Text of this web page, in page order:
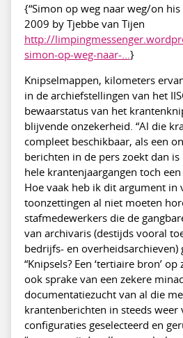
{“Simon op weg naar weg/on his
2009 by Tjebbe van Tijen
http://
simon-op-weg-naar-... }
Knipselmappen, kilometers
in de archiefstellingen van het
bewaarstatus van het
blijvende onzekerheid. “Al die
compleet beschikbaar, als een
berichten in de pers zoekt dan
hele krantenjaargangen toch
Hoe vaak heb ik dit argument in
toonzettingen al niet moeten
stafmedewerkers die de
van archivaris (destijds vooral
bedrijfs- en overheidsarchieven)
“Knipsels? Een ‘tertiaire bron’
ook sprake van een zekere
documentatiezucht van al die
krantenberichten in steeds weer
configuraties geselecteerd en